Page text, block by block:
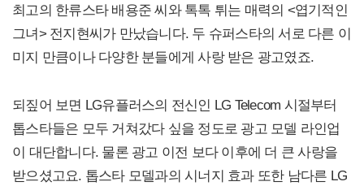
최고의 한류스타 배용준 씨와 톡톡 튀는 매력의 <엽기적인
그녀> 전지현씨가 만났습니다. 두 슈퍼스타의 서로 다른 이
미지 만큼이나 다양한 분들에게 사랑 받은 광고였죠.
되짚어 보면 LG유플러스의 전신인 LG Telecom 시절부터
톱스타들은 모두 거쳐갔다 싶을 정도로 광고 모델 라인업
이 대단합니다. 물론 광고 이전 보다 이후에 더 큰 사랑을
받으셨고요. 톱스타 모델과의 시너지 효과 또한 남다른 LG